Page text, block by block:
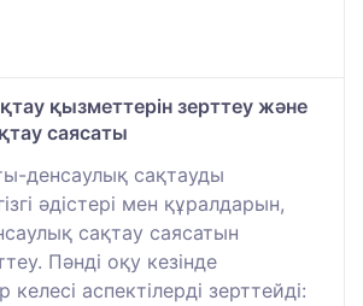
қызметтерін зерттеу және
саясаты
денсаулық сақтауды
әдістері мен құралдарын,
сақтау саясатын
Пәнді оқу кезінде
келесі аспектілерді зерттейді: